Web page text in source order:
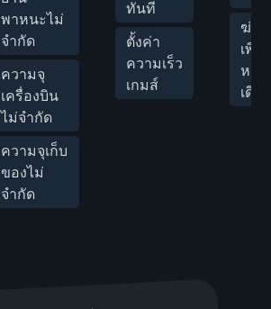
พาหนะไม่
จำกัด
ความจุ
เครื่องบิน
ไม่จำกัด
ความจุเก็บ
ของไม่
จำกัด
ทันที
ตั้งค่า
ความเร็ว
เกมส์
ฆ่าไ
เพียง
หมัด
เดียว